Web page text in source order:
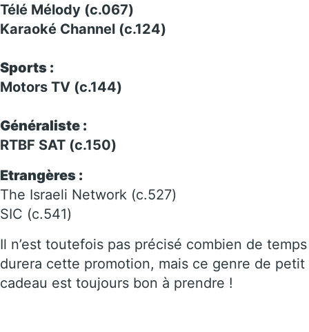
Télé Mélody (c.067)
Karaoké Channel (c.124)
Sports :
Motors TV (c.144)
Généraliste :
RTBF SAT (c.150)
Etrangères :
The Israeli Network (c.527)
SIC (c.541)
Il n’est toutefois pas précisé combien de temps
durera cette promotion, mais ce genre de petit
cadeau est toujours bon à prendre !